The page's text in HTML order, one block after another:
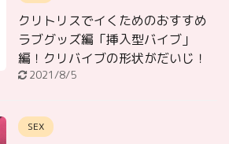
クリトリスでイくためのおすすめ
ラブグッズ編「挿入型バイブ」
編！クリバイブの形状がだいじ！
2021/8/5
SEX